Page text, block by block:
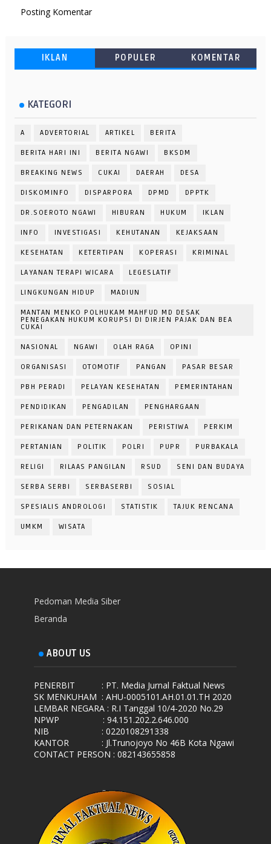
Posting Komentar
IKLAN POPULER KOMENTAR
KATEGORI
A ADVERTORIAL ARTIKEL BERITA
BERITA HARI INI BERITA NGAWI BKSDM
BREAKING NEWS CUKAI DAERAH DESA
DISKOMINFO DISPARPORA DPMD DPPTK
DR.SOEROTO NGAWI HIBURAN HUKUM IKLAN
INFO INVESTIGASI KEHUTANAN KEJAKSAAN
KESEHATAN KETERTIPAN KOPERASI KRIMINAL
LAYANAN TERAPI WICARA LEGESLATIF
LINGKUNGAN HIDUP MADIUN
MANTAN MENKO POLHUKAM MAHFUD MD DESAK
PENEGAKAN HUKUM KORUPSI DI DIRJEN PAJAK DAN BEA
CUKAI
NASIONAL NGAWI OLAH RAGA OPINI
ORGANISASI OTOMOTIF PANGAN PASAR BESAR
PBH PERADI PELAYAN KESEHATAN PEMERINTAHAN
PENDIDIKAN PENGADILAN PENGHARGAAN
PERIKANAN DAN PETERNAKAN PERISTIWA PERKIM
PERTANIAN POLITIK POLRI PUPR PURBAKALA
RELIGI RILAAS PANGILAN RSUD SENI DAN BUDAYA
SERBA SERBI SERBASERBI SOSIAL
SPESIALIS ANDROLOGI STATISTIK TAJUK RENCANA
UMKM WISATA
Pedoman Media Siber
Beranda
ABOUT US
PENERBIT
: PT. Media Jurnal Faktual News
SK MENKUHAM : AHU-0005101.AH.01.01.TH 2020
LEMBAR NEGARA : R.I Tanggal 10/4-2020 No.29
NPWP
: 94.151.202.2.646.000
NIB
: 0220108291338
KANTOR
: Jl.Trunojoyo No 46B Kota Ngawi
CONTACT PERSON : 082143655858